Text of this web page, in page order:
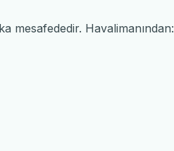
mesafededir. Havalimanından: